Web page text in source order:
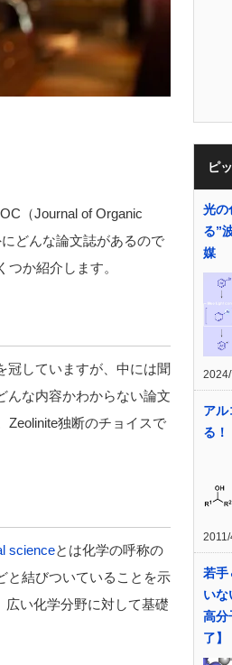
（Journal of Organic
どんな論文誌があるので
か紹介します。
冠していますが、中には聞
んな内容かわからない論文
Zeolinite独断のチョイスで
scienceとは化学の呼称の
と結びついていることを示
広い化学分野に対して基礎
ピ
光の
る”
媒
アル
る！
若手
い
高分
了】